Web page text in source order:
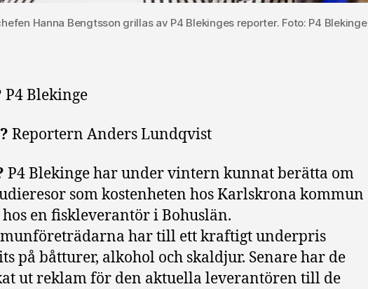
Hanna Bengtsson grillas av P4 Blekinges reporter. Foto: P4 Blekinge
P4 Blekinge
Reportern Anders Lundqvist
P4 Blekinge har under vintern kunnat berätta om
som kostenheten hos Karlskrona kommun
en fiskleverantör i Bohuslän.
har till ett kraftigt underpris
på båtturer, alkohol och skaldjur. Senare har de
ut reklam för den aktuella leverantören till de